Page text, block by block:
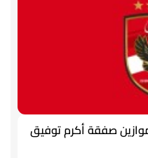
صفقة أكرم توفيق